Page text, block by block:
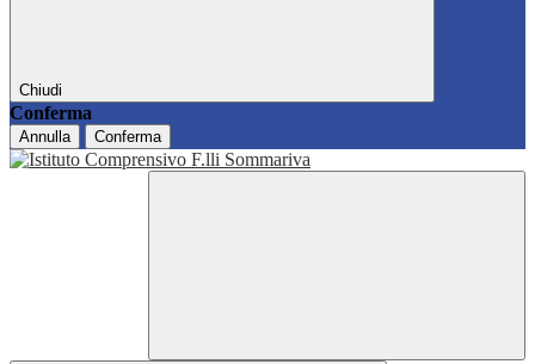
Chiudi
Conferma
Annulla Conferma